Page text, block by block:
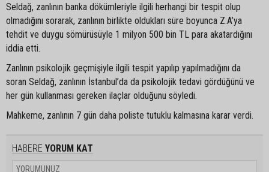
Seldağ, zanlının banka dökümleriyle ilgili herhangi bir tespit olup
olmadığını sorarak, zanlının birlikte oldukları süre boyunca Z.A’ya
tehdit ve duygu sömürüsüyle 1 milyon 500 bin TL para akatardığını
iddia etti.
Zanlının psikolojik geçmişiyle ilgili tespit yapılıp yapılmadığını da
soran Seldağ, zanlının İstanbul’da da psikolojik tedavi gördüğünü ve
her gün kullanması gereken ilaçlar olduğunu söyledi.
Mahkeme, zanlının 7 gün daha poliste tutuklu kalmasına karar verdi.
HABERE YORUM KAT